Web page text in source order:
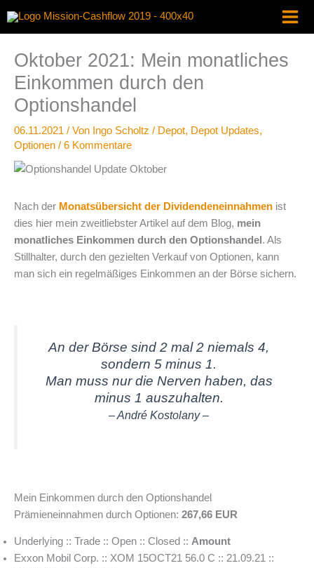
Inhalt
Oktober 2021: Mein monatliches
Einkommen durch den
Optionshandel
06.11.2021 / Von Ingo Scholtz / Depot, Depot Updates,
Optionen / 6 Kommentare
Nach der Monatsübersicht der Dividendeneinnahmen ist
dies hier mein zweitliebster Artikel auf dem Blog, mein
monatliches Einkommen durch den Optionshandel . Als
Stillhalter, durch den gezielten Verkauf von Optionen, kann
man sich ein regelmäßiges Einkommen an der Börse sichern.
An der Börse sind 2 mal 2 niemals 4,
sondern 5 minus 1.
Man muss nur die Nerven haben, das
minus 1 auszuhalten.
– André Kostolany –
Mein Einkommen durch den Optionshandel
Prämieneinnahmen durch Optionen: 267,66 EUR
Underlying :: Trade :: Open :: Closed :: Amount
Exxon Mobil Corp. :: XOM 15OCT21 56.0 C :: 21.09.21 ::